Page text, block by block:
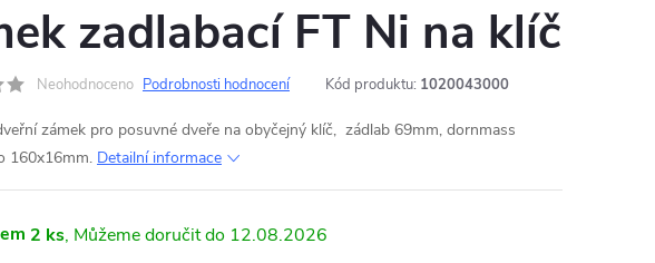
zadlabací FT Ni na klíč
Neohodnoceno Podrobnosti hodnocení Kód produktu: 1020043000
zámek pro posuvné dveře na obyčejný klíč, zádlab 69mm, dornmass
160x16mm. Detailní informace
2 ks 12.08.2026